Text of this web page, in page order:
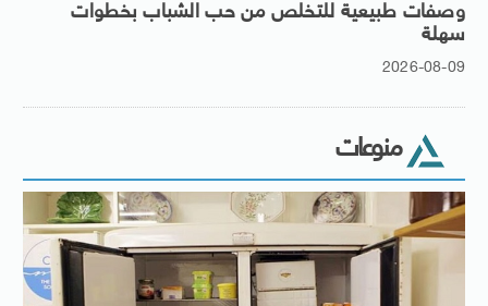
وصفات طبيعية للتخلص من حب الشباب بخطوات
سهلة
2026-08-09
منوعات